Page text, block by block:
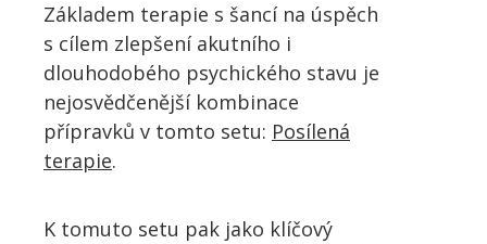
Základem terapie s šancí na úspěch
s cílem zlepšení akutního i
dlouhodobého psychického stavu je
nejosvědčenější kombinace
přípravků v tomto setu: Posílená
terapie.
K tomuto setu pak jako klíčový